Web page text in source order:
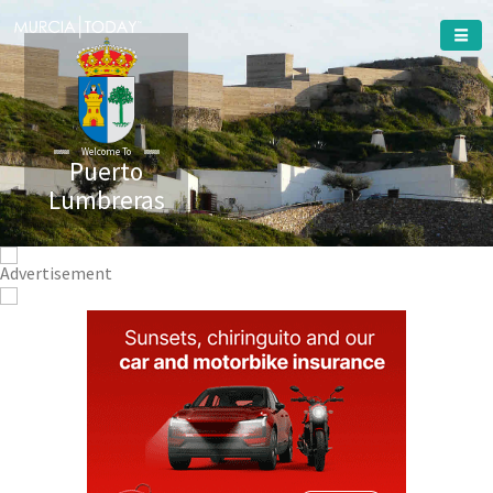
Welcome To
Puerto
Lumbreras